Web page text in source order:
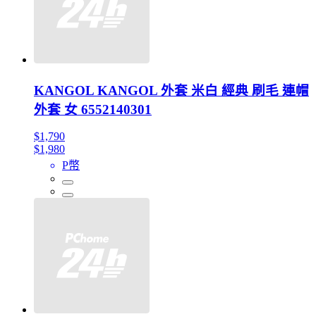
KANGOL KANGOL 外套 米白 經典 刷毛 連帽
外套 女 6552140301
$1,790
$1,980
P幣